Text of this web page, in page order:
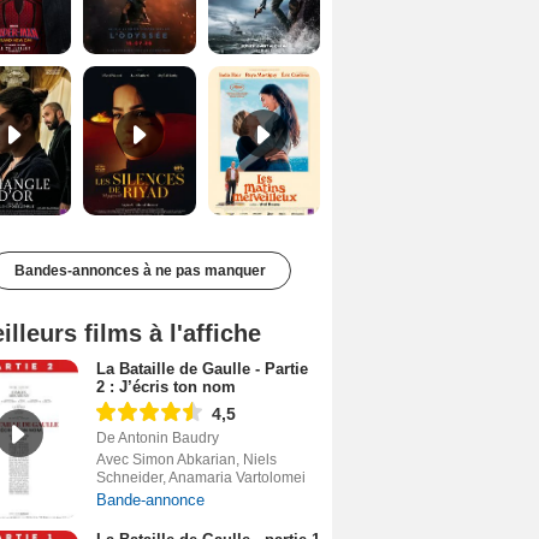
Les Silences de Riyad Bande-annonce VO STFR Les Matins merveilleux Bande-annonce VF
Bandes-annonces à ne pas manquer
films à l'affiche
La Bataille de Gaulle - Partie
2 : J’écris ton nom
4,5
De Antonin Baudry
Avec Simon Abkarian, Niels
Schneider, Anamaria Vartolomei
Bande-annonce